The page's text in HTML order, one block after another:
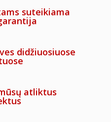
suteikiama
didžiuosiuose
atliktus